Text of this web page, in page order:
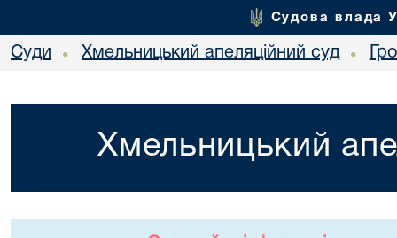
Судова влада
Суди • Хмельницький апеляційний суд •
Хмельницький